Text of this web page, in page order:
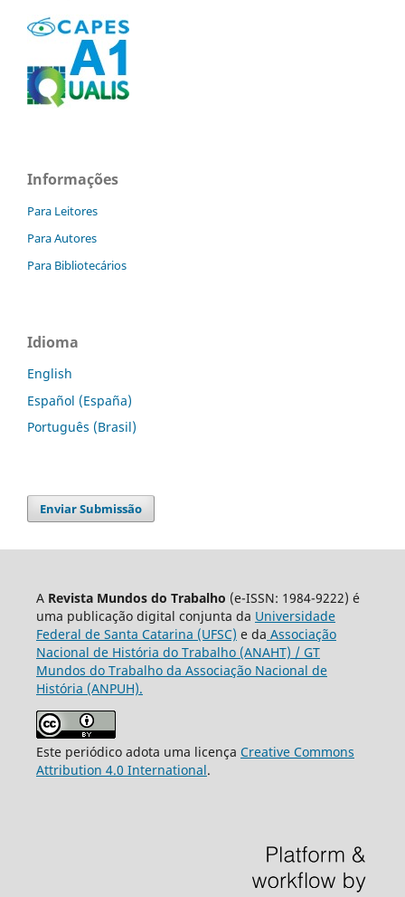
Informações
Para Leitores
Para Autores
Para Bibliotecários
Idioma
English
Español (España)
Português (Brasil)
Enviar Submissão
A Revista Mundos do Trabalho (e-ISSN: 1984-9222) é
uma publicação digital conjunta da Universidade
Federal de Santa Catarina (UFSC) e da Associação
Nacional de História do Trabalho (ANAHT) / GT
Mundos do Trabalho da Associação Nacional de
História (ANPUH).
Este periódico adota uma licença Creative Commons
Attribution 4.0 International.